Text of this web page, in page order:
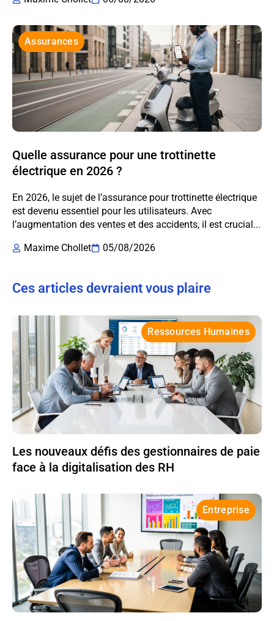
Assurances
Quelle assurance pour une trottinette
électrique en 2026 ?
En 2026, le sujet de l’assurance pour trottinette électrique
est devenu essentiel pour les utilisateurs. Avec
l’augmentation des ventes et des accidents, il est crucial...
Maxime Chollet
05/08/2026
Ces articles devraient vous plaire
Ressources Humaines
Les nouveaux défis des gestionnaires de paie
face à la digitalisation des RH
Entreprise